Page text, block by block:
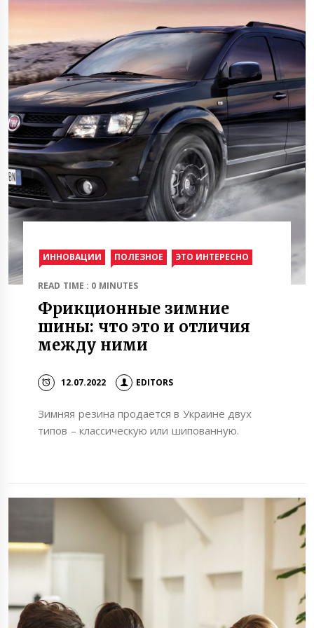
ИННОВАЦИИ ПОЛЕЗНОЕ ЭТО ИНТЕРЕСНО
READ TIME : 0 MINUTES
Фрикционные зимние
шины: что это и отличия
между ними
12.07.2022 EDITORS
Зимняя резина продается в Украине двух
типов – классическую или шипованную.